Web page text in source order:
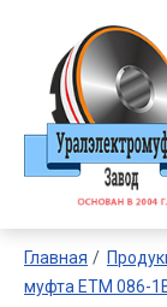
Главная
муфта ЕТМ 086-